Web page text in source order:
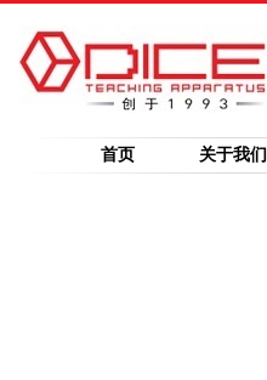
首页 关于我们